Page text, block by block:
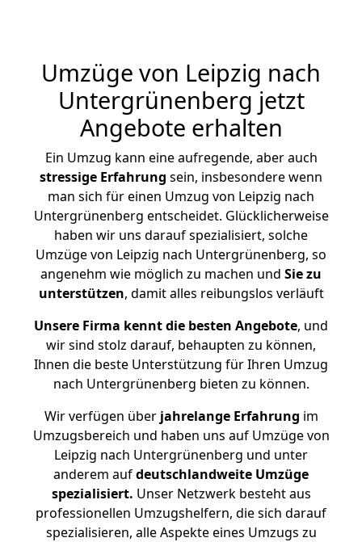
Umzüge von Leipzig nach
Untergrünenberg jetzt
Angebote erhalten
Ein Umzug kann eine aufregende, aber auch
stressige Erfahrung sein, insbesondere wenn
man sich für einen Umzug von Leipzig nach
Untergrünenberg entscheidet. Glücklicherweise
haben wir uns darauf spezialisiert, solche
Umzüge von Leipzig nach Untergrünenberg, so
angenehm wie möglich zu machen und Sie zu
unterstützen, damit alles reibungslos verläuft
Unsere Firma kennt die besten Angebote, und
wir sind stolz darauf, behaupten zu können,
Ihnen die beste Unterstützung für Ihren Umzug
nach Untergrünenberg bieten zu können.
Wir verfügen überjahrelange Erfahrung im
Umzugsbereich und haben uns auf Umzüge von
Leipzig nach Untergrünenberg und unter
anderem aufdeutschlandweite Umzüge
spezialisiert. Unser Netzwerk besteht aus
professionellen Umzugshelfern, die sich darauf
spezialisieren, alle Aspekte eines Umzugs zu